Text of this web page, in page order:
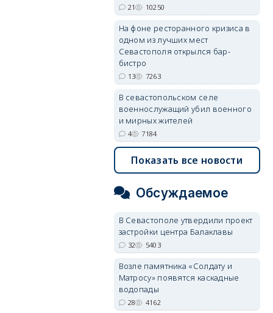
21 10250
На фоне ресторанного кризиса в
одном из лучших мест
Севастополя открылся бар-
бистро
13 7263
В севастопольском селе
военнослужащий убил военного
и мирных жителей
4 7184
Показать все новости
Обсуждаемое
В Севастополе утвердили проект
застройки центра Балаклавы
32 5403
Возле памятника «Солдату и
Матросу» появятся каскадные
водопады
28 4162